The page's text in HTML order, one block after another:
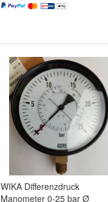
WIKA Differenzdruck
Manometer 0-25 bar Ø